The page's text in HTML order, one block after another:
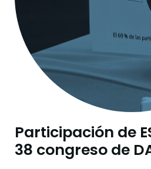
Participación de
38 congreso de